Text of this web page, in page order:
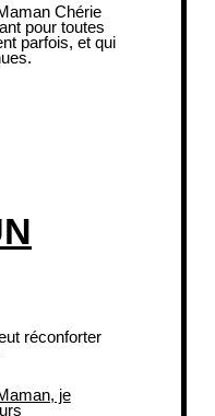
Chérie
pour toutes
parfois, et qui
réconforter
je